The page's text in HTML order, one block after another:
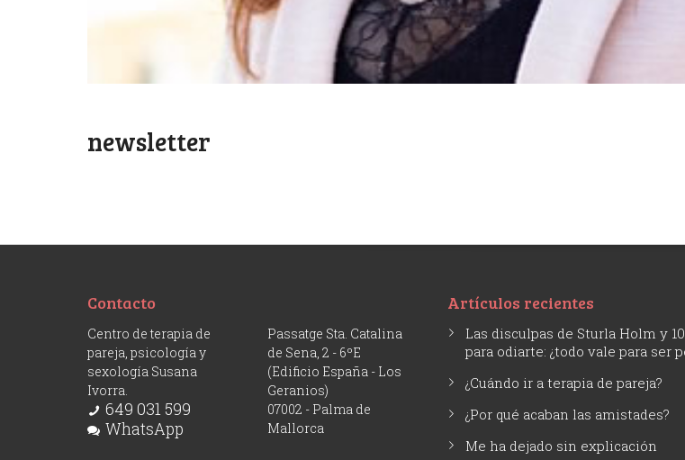
newsletter
Contacto
Centro de terapia de
pareja, psicología y
sexología Susana
Ivorra.
649 031 599
WhatsApp
Passatge Sta. Catalina
de Sena, 2 - 6ºE
(Edificio España - Los
Geranios)
07002 - Palma de
Mallorca
Artículos recientes
Las disculpas de Sturla Holm y
para odiarte: ¿todo vale para ser
¿Cuándo ir a terapia de pareja?
¿Por qué acaban las amistades?
Me ha dejado sin explicación